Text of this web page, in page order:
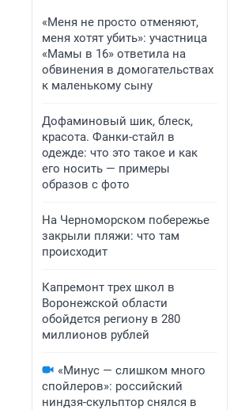
«Меня не просто отменяют,
меня хотят убить»: участница
«Мамы в 16» ответила на
обвинения в домогательствах
к маленькому сыну
Дофаминовый шик, блеск,
красота. Фанки-стайл в
одежде: что это такое и как
его носить — примеры
образов с фото
На Черноморском побережье
закрыли пляжи: что там
происходит
Капремонт трех школ в
Воронежской области
обойдется региону в 280
миллионов рублей
«Минус — слишком много
спойлеров»: российский
ниндзя-скульптор снялся в